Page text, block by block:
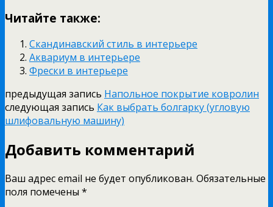
Читайте также:
Скандинавский стиль в интерьере
Аквариум в интерьере
Фрески в интерьере
предыдущая запись Напольное покрытие ковролин
следующая запись Как выбрать болгарку (угловую
шлифовальную машину)
Добавить комментарий
Ваш адрес email не будет опубликован. Обязательные
поля помечены *